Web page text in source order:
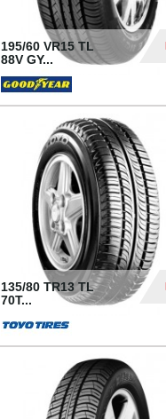
195/60 VR15 TL
88V GY...
135/80 TR13 TL
70T...